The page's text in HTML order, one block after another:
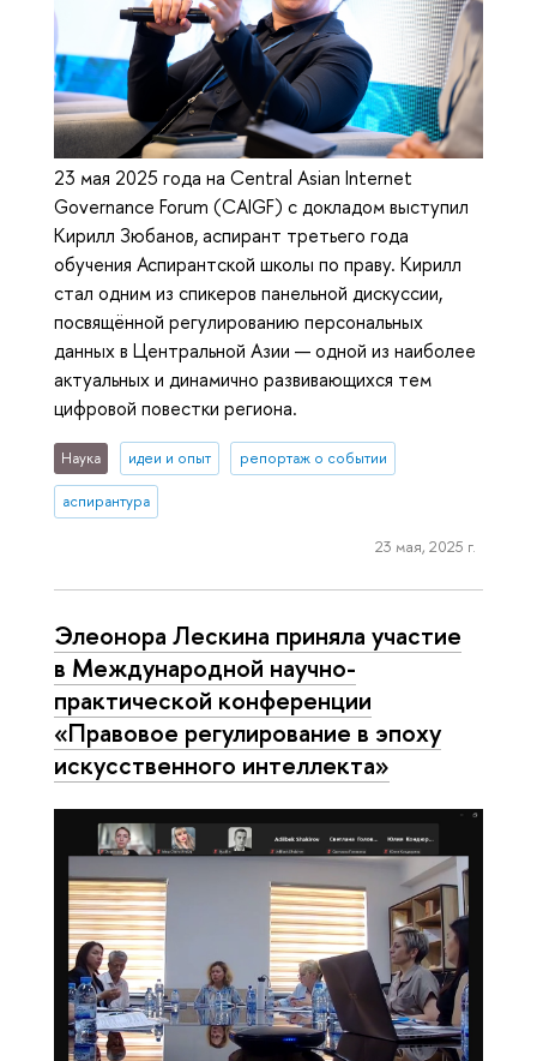
23 мая 2025 года на Central Asian Internet
Governance Forum (CAIGF) с докладом выступил
Кирилл Зюбанов, аспирант третьего года
обучения Аспирантской школы по праву. Кирилл
стал одним из спикеров панельной дискуссии,
посвящённой регулированию персональных
данных в Центральной Азии — одной из наиболее
актуальных и динамично развивающихся тем
цифровой повестки региона.
Наука идеи и опыт репортаж о событии
аспирантура
23 мая, 2025 г.
Элеонора Лескина приняла участие
в Международной научно-
практической конференции
«Правовое регулирование в эпоху
искусственного интеллекта»